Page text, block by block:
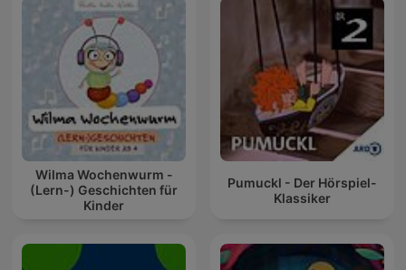
Wilma Wochenwurm -
(Lern-) Geschichten für
Kinder
Pumuckl - Der Hörspiel-
Klassiker